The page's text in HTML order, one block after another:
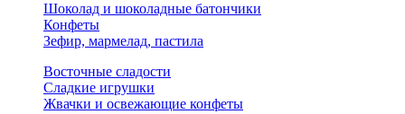
Шоколад и шоколадные батончики
Конфеты
Зефир, мармелад, пастила
Восточные сладости
Сладкие игрушки
Жвачки и освежающие конфеты